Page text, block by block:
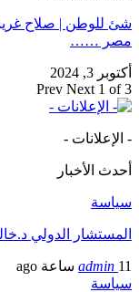
شئ للوطن | صلاح
مصر ……
أكتوبر 3, 2024
Prev Next 1 of 3
- الإعلانات -
أحدث الأخبار
سياسة
المستشار الدولي
admin 11 ساعة ago
سياسة